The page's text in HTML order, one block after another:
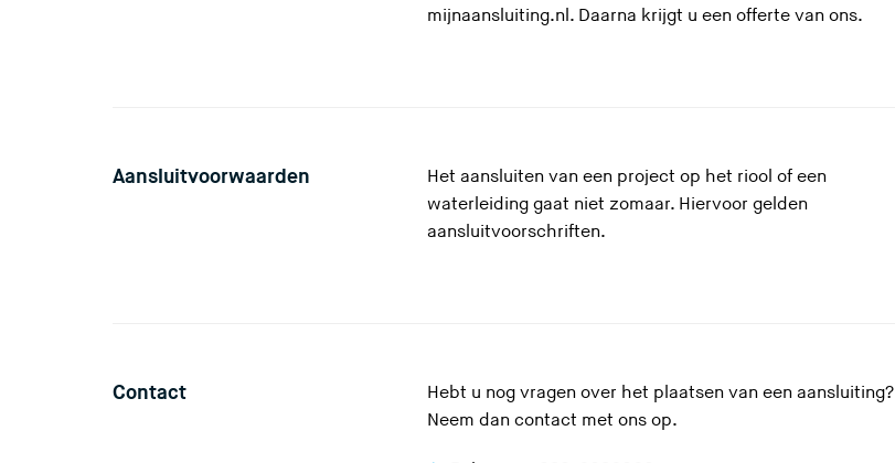
mijnaansluiting.nl. Daarna krijgt u een offerte van ons.
Aansluitvoorwaarden
Het aansluiten van een project op het riool of een
waterleiding gaat niet zomaar. Hiervoor gelden
aansluitvoorschriften.
Contact
Hebt u nog vragen over het plaatsen van een aansluiting?
Neem dan contact met ons op.